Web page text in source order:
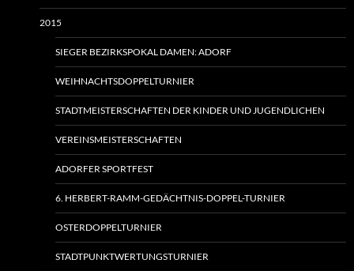
2015
SIEGER BEZIRKSPOKAL DAMEN: ADORF
WEIHNACHTSDOPPELTURNIER
STADTMEISTERSCHAFTEN DER KINDER UND JUGENDLICHEN
VEREINSMEISTERSCHAFTEN
ADORFER SPORTFEST
6. HERBERT-RAMM-GEDÄCHTNIS-DOPPEL-TURNIER
OSTERDOPPELTURNIER
STADTPUNKTWERTUNGSTURNIER